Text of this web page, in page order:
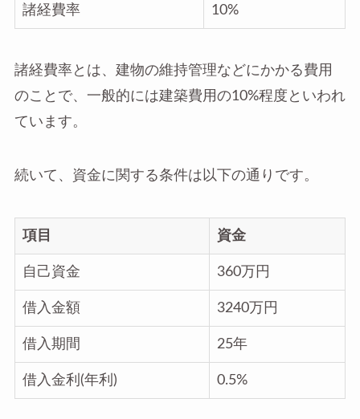
諸経費率 10%
諸経費率とは、建物の維持管理などにかかる費用
のことで、一般的には建築費用の10%程度といわれ
ています。
続いて、資金に関する条件は以下の通りです。
項目 資金
自己資金 360万円
借入金額 3240万円
借入期間 25年
借入金利(年利) 0.5%